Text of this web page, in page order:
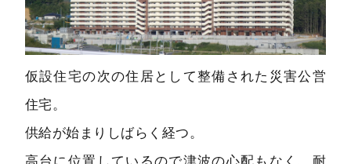
仮設住宅の次の住居として整備された災害公営
住宅。
供給が始まりしばらく経つ。